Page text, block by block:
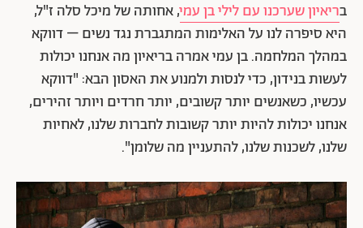
בריאיון שערכנו עם לילי בן עמי, אחותה של מיכל סלה ז"ל,
היא סיפרה לנו על האלימות המתגברת נגד נשים – דווקא
במהלך המלחמה. בן עמי אמרה בריאיון מה אנחנו יכולות
לעשות בנידון, כדי לנסות ולמנוע את האסון הבא: "דווקא
עכשיו, כשאנשים יותר קשובים, יותר חרדים ויותר זהירים,
אנחנו יכולות להיות יותר קשובות לחברות שלנו, לאחיות
שלנו, לשכנות שלנו, להתעניין מה שלומן".